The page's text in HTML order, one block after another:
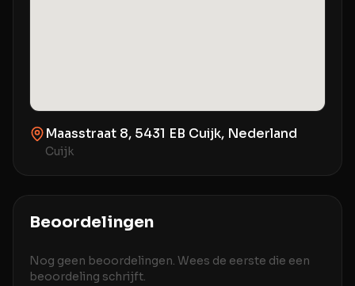
Maasstraat 8, 5431 EB Cuijk, Nederland
Cuijk
Beoordelingen
Nog geen beoordelingen. Wees de eerste die een
beoordeling schrijft.